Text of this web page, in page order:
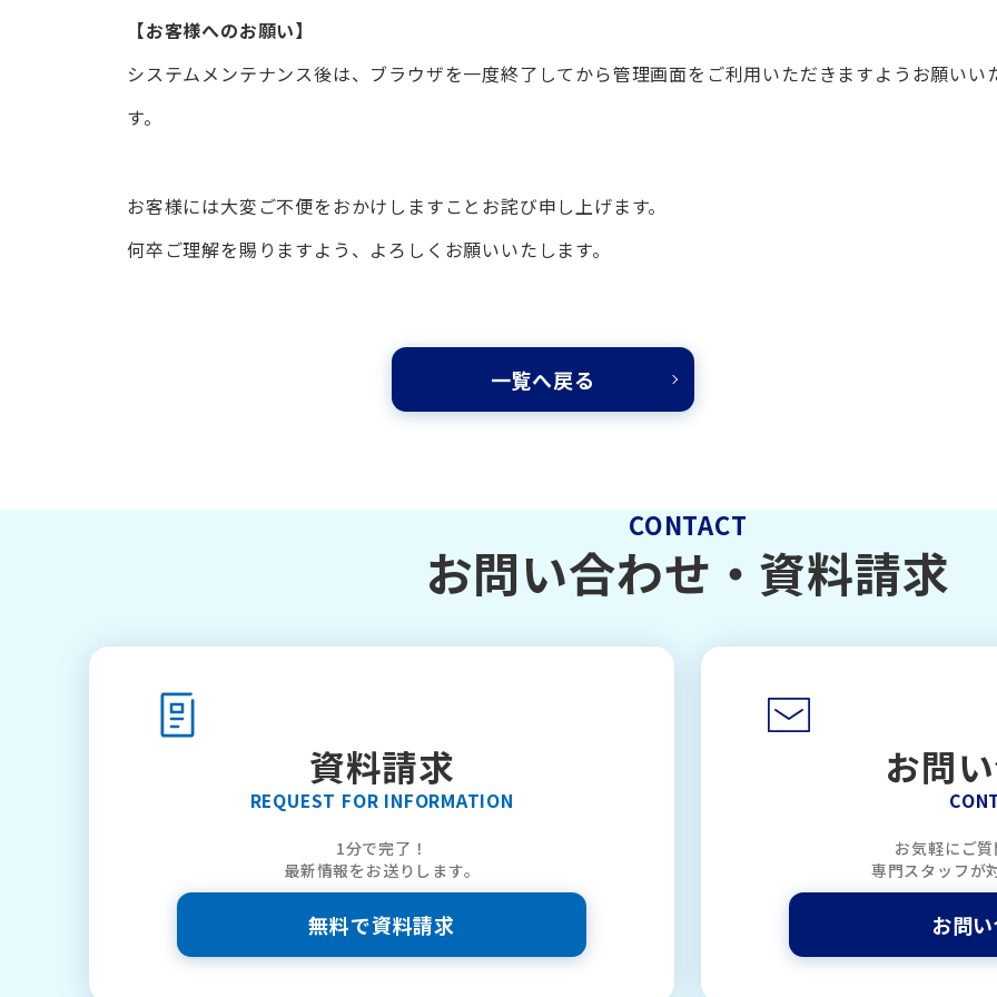
【お客様へのお願い】
システムメンテナンス後は、ブラウザを一度終了してから管理画面をご利用いただきますようお願いい
す。
お客様には大変ご不便をおかけしますことお詫び申し上げます。
何卒ご理解を賜りますよう、よろしくお願いいたします。
一覧へ戻る
CONTACT
お問い合わせ・ 資料請求
資料請求
REQUEST FOR INFORMATION
1分で完了！
最新情報をお送りします。
無料で資料請求
お問
お気軽にご
専門スタッフが
お問